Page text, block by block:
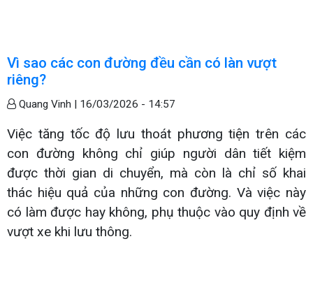
Vì sao các con đường đều cần có làn vượt
riêng?
Quang Vinh | 16/03/2026 - 14:57
Việc tăng tốc độ lưu thoát phương tiện trên các
con đường không chỉ giúp người dân tiết kiệm
được thời gian di chuyển, mà còn là chỉ số khai
thác hiệu quả của những con đường. Và việc này
có làm được hay không, phụ thuộc vào quy định về
vượt xe khi lưu thông.